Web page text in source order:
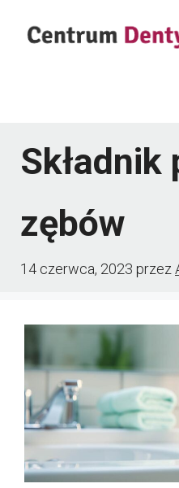
Składnik
zębów
14 czerwca, 2023 przez